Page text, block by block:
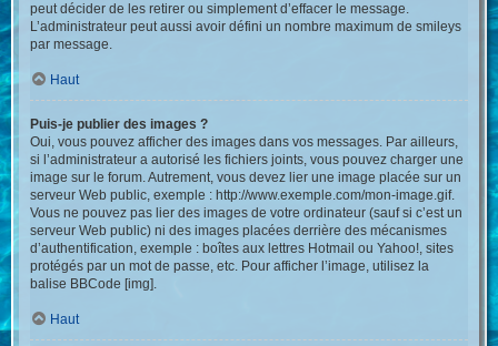
peut décider de les retirer ou simplement d’effacer le message.
L’administrateur peut aussi avoir défini un nombre maximum de smileys
par message.
Haut
Puis-je publier des images ?
Oui, vous pouvez afficher des images dans vos messages. Par ailleurs,
si l’administrateur a autorisé les fichiers joints, vous pouvez charger une
image sur le forum. Autrement, vous devez lier une image placée sur un
serveur Web public, exemple : http://www.exemple.com/mon-image.gif.
Vous ne pouvez pas lier des images de votre ordinateur (sauf si c’est un
serveur Web public) ni des images placées derrière des mécanismes
d’authentification, exemple : boîtes aux lettres Hotmail ou Yahoo!, sites
protégés par un mot de passe, etc. Pour afficher l’image, utilisez la
balise BBCode [img].
Haut